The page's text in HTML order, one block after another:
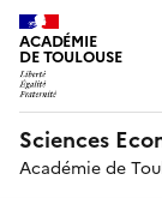
ACADÉMIE
DE TOULOUSE
Sciences
Académie de